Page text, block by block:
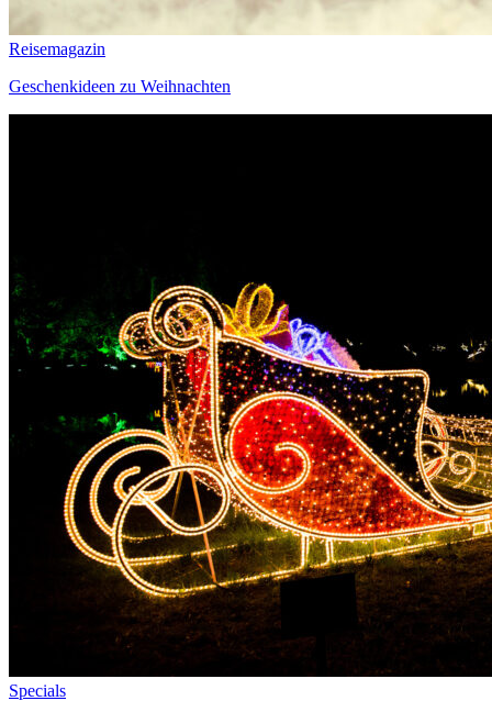
Reisemagazin
Geschenkideen zu Weihnachten
Specials